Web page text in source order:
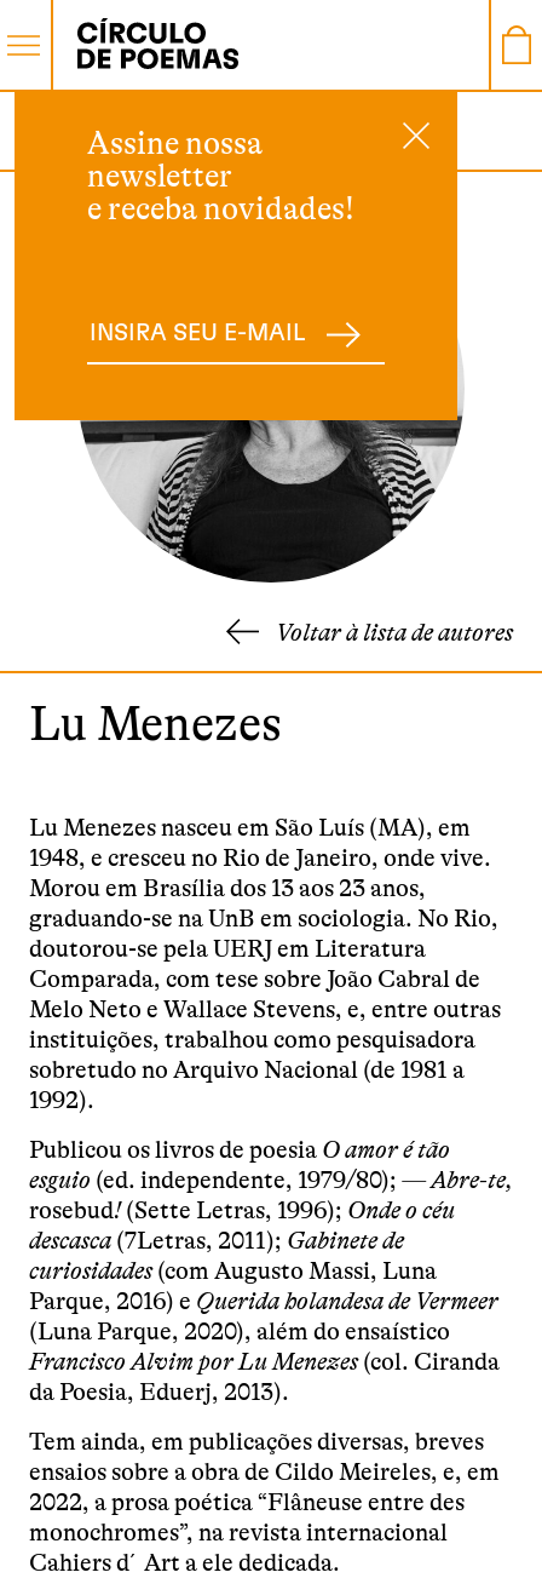
Voltar à lista de autores
Lu Menezes
Lu Menezes nasceu em São Luís (MA), em
1948, e cresceu no Rio de Janeiro, onde vive.
Morou em Brasília dos 13 aos 23 anos,
graduando-se na UnB em sociologia. No Rio,
doutorou-se pela UERJ em Literatura
Comparada, com tese sobre João Cabral de
Melo Neto e Wallace Stevens, e, entre outras
instituições, trabalhou como pesquisadora
sobretudo no Arquivo Nacional (de 1981 a
1992).
Publicou os livros de poesia O amor é tão
esguio (ed. independente, 1979/80); — Abre-te,
rosebud!(Sette Letras, 1996); Onde o céu
descasca (7Letras, 2011); Gabinetede
curiosidades(com Augusto Massi, Luna
Parque, 2016) e Querida holandesa de Vermeer
(Luna Parque, 2020), além do ensaístico
Francisco Alvim por Lu Menezes(col. Ciranda
da Poesia, Eduerj, 2013).
Tem ainda, em publicações diversas, breves
ensaios sobre a obra de Cildo Meireles, e, em
2022, a prosa poética “Flâneuse entre des
monochromes”, na revista internacional
Cahiers d´Art a ele dedicada.
Assine nossa
newsletter
e receba novidades!